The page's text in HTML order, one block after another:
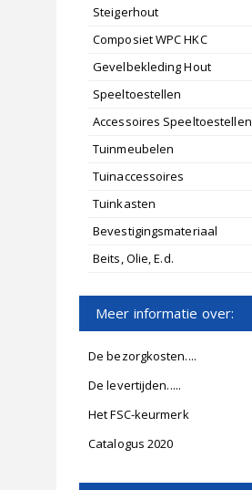
Steigerhout
Composiet WPC HKC
Gevelbekleding Hout
Speeltoestellen
Accessoires Speeltoestellen
Tuinmeubelen
Tuinaccessoires
Tuinkasten
Bevestigingsmateriaal
Beits, Olie, E.d.
Meer informatie over:
De bezorgkosten....
De levertijden.....
Het FSC-keurmerk
Catalogus 2020